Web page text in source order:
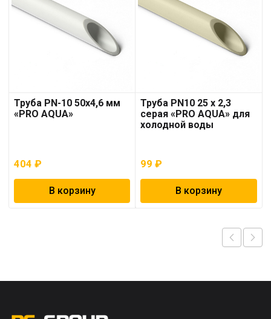
Труба PN-10 50х4,6 мм
«PRO AQUA»
404 ₽
В корзину
Труба PN10 25 x 2,3
серая «PRO AQUA» для
холодной воды
99₽
В корзину